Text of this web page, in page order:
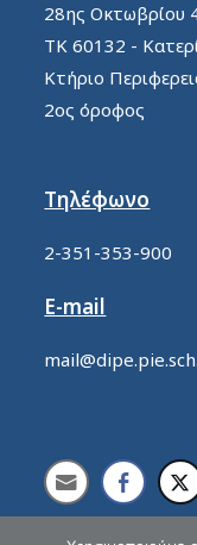
28ης Οκτωβρίου
ΤΚ 60132 -
Κτήριο
2ος όροφος
Τηλέφωνο
2-351-353-900
E-mail